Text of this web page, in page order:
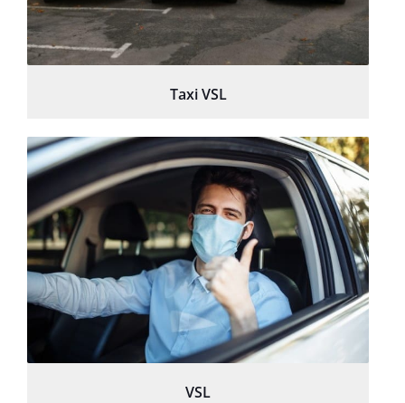
Taxi VSL
VSL